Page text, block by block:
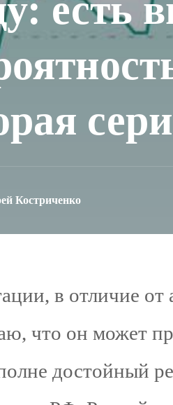
есть
Костриченко
в отличие
что он может
достойный